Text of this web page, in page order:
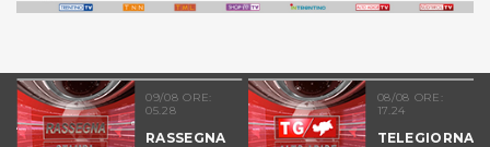
09/08 ORE:
05.28
RASSEGNA
08/08 ORE:
17.24